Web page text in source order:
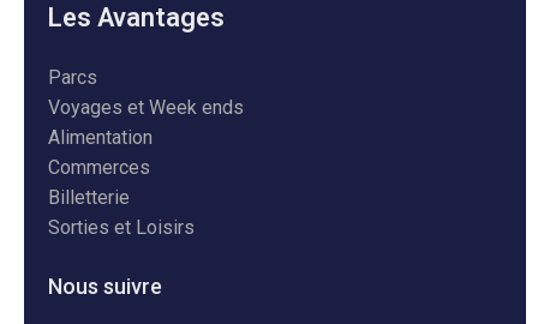
Les Avantages
Parcs
Voyages et Week ends
Alimentation
Commerces
Billetterie
Sorties et Loisirs
Nous suivre